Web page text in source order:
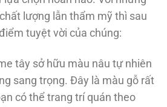
lượng lẫn thẩm mỹ thì sau
tuyệt vời của chúng:
tây sở hữu màu nâu tự nhiên
sang trọng. Đây là màu gỗ rất
có thể trang trí quán theo